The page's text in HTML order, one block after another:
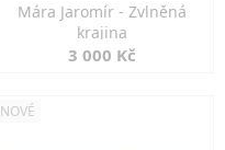
Mára Jaromír - Zvlněná
krajina
3 000 Kč
NOVÉ